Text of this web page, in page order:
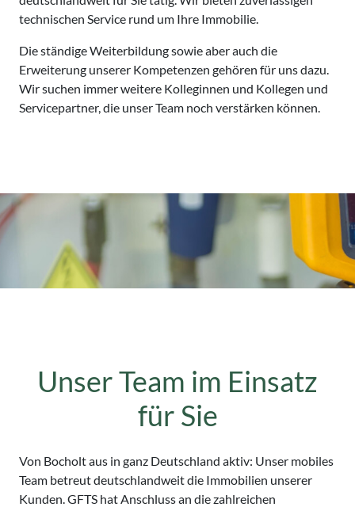
technischen Service rund um Ihre Immobilie.
Die ständige Weiterbildung sowie aber auch die
Erweiterung unserer Kompetenzen gehören für uns dazu.
Wir suchen immer weitere Kolleginnen und Kollegen und
Servicepartner, die unser Team noch verstärken können.
Unser Team im Einsatz
für Sie
Von Bocholt aus in ganz Deutschland aktiv: Unser mobiles
Team betreut deutschlandweit die Immobilien unserer
Kunden. GFTS hat Anschluss an die zahlreichen